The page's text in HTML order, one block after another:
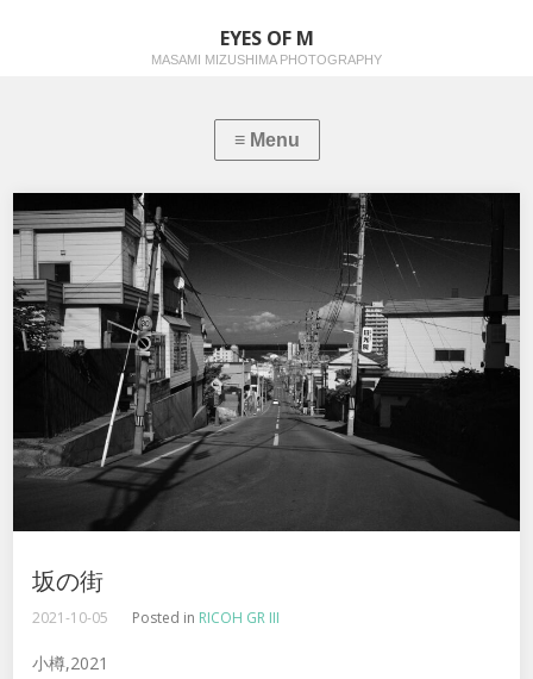
EYES OF M
MASAMI MIZUSHIMA PHOTOGRAPHY
坂の街
2021-10-05 Posted in RICOH GR III
小樽,2021